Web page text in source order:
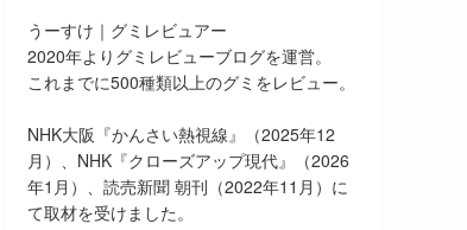
うーすけ｜グミレビュアー
2020年よりグミレビューブログを運営。
これまでに500種類以上のグミをレビュー。
NHK大阪『かんさい熱視線』（2025年12
月）、NHK『クローズアップ現代』（2026
年1月）、読売新聞 朝刊（2022年11月）に
て取材を受けました。